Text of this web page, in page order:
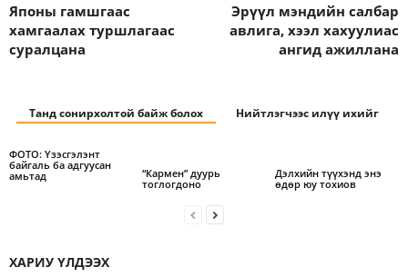
Японы гамшгаас
хамгаалах туршлагаас
суралцана
Эрүүл мэндийн салбар
авлига, хээл хахуулиас
ангид ажиллана
Танд сонирхолтой байж болох Нийтлэгчээс илүү ихийг
ФОТО: Үзэсгэлэнт
байгаль ба адгуусан
амьтад
“Кармен” дуурь
тоглогдоно
Дэлхийн түүхэнд энэ
өдөр юу тохиов
ХАРИУ ҮЛДЭЭХ